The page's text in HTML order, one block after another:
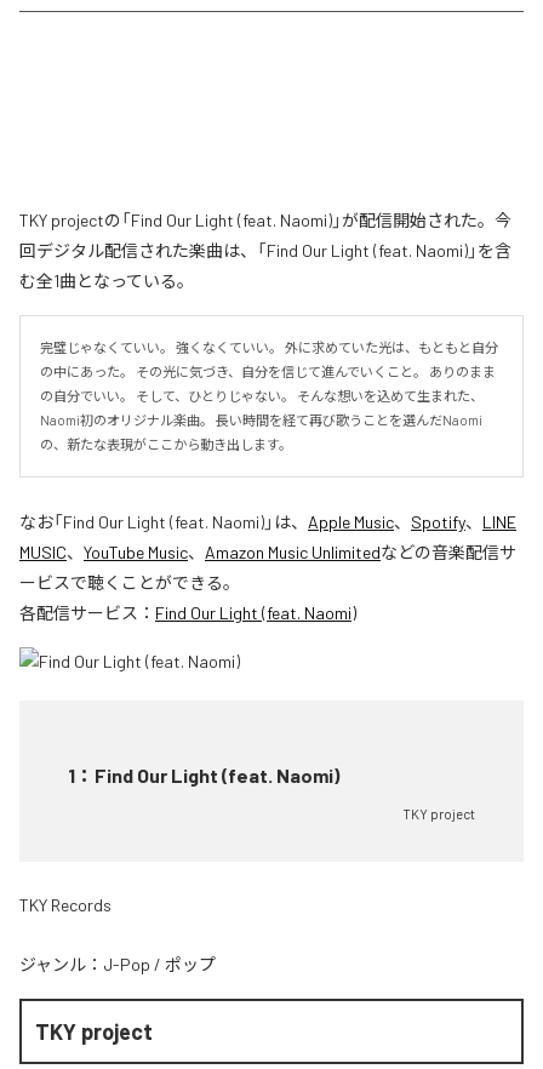
TKY projectの「Find Our Light (feat. Naomi)」が配信開始された。今
回デジタル配信された楽曲は、「Find Our Light (feat. Naomi)」を含
む全1曲となっている。
完璧じゃなくていい。 強くなくていい。 外に求めていた光は、もともと自分
の中にあった。 その光に気づき、自分を信じて進んでいくこと。 ありのまま
の自分でいい。 そして、ひとりじゃない。 そんな想いを込めて生まれた、
Naomi初のオリジナル楽曲。 長い時間を経て再び歌うことを選んだNaomi
の、新たな表現がここから動き出します。
なお「Find Our Light (feat. Naomi)」は、 Apple Music、 Spotify、 LINE
MUSIC、 YouTube Music、 Amazon Music Unlimitedなどの音楽配信サ
ービスで聴くことができる。
各配信サービス： Find Our Light (feat. Naomi)
1 ： Find Our Light (feat. Naomi)
TKY project
TKY Records
ジャンル： J-Pop / ポップ
TKY project